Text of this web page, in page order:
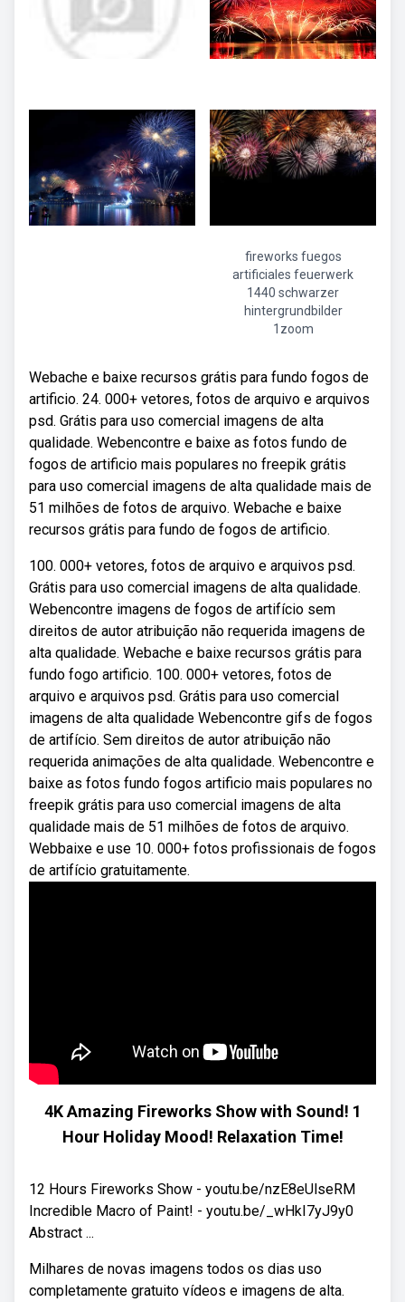
fireworks fuegos
artificiales feuerwerk
1440 schwarzer
hintergrundbilder
1zoom
Webache e baixe recursos grátis para fundo fogos de
artificio. 24. 000+ vetores, fotos de arquivo e arquivos
psd. Grátis para uso comercial imagens de alta
qualidade. Webencontre e baixe as fotos fundo de
fogos de artificio mais populares no freepik grátis
para uso comercial imagens de alta qualidade mais de
51 milhões de fotos de arquivo. Webache e baixe
recursos grátis para fundo de fogos de artificio.
100. 000+ vetores, fotos de arquivo e arquivos psd.
Grátis para uso comercial imagens de alta qualidade.
Webencontre imagens de fogos de artifício sem
direitos de autor atribuição não requerida imagens de
alta qualidade. Webache e baixe recursos grátis para
fundo fogo artificio. 100. 000+ vetores, fotos de
arquivo e arquivos psd. Grátis para uso comercial
imagens de alta qualidade Webencontre gifs de fogos
de artifício. Sem direitos de autor atribuição não
requerida animações de alta qualidade. Webencontre e
baixe as fotos fundo fogos artificio mais populares no
freepik grátis para uso comercial imagens de alta
qualidade mais de 51 milhões de fotos de arquivo.
Webbaixe e use 10. 000+ fotos profissionais de fogos
de artifício gratuitamente.
4K Amazing Fireworks Show with Sound! 1
Hour Holiday Mood! Relaxation Time!
12 Hours Fireworks Show - youtu.be/nzE8eUlseRM
Incredible Macro of Paint! - youtu.be/_wHkI7yJ9y0
Abstract ...
Milhares de novas imagens todos os dias uso
completamente gratuito vídeos e imagens de alta.